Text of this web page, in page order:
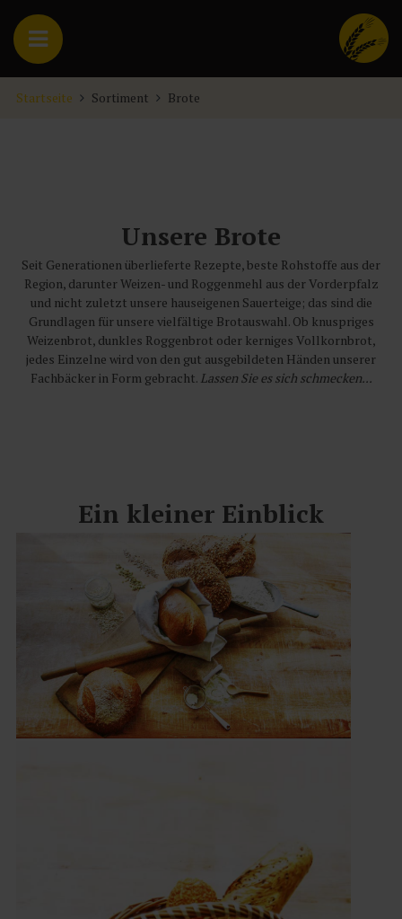
Startseite Sortiment Brote
Unsere Brote
Seit Generationen überlieferte Rezepte, beste Rohstoffe aus der
Region, darunter Weizen- und Roggenmehl aus der Vorderpfalz
und nicht zuletzt unsere hauseigenen Sauerteige; das sind die
Grundlagen für unsere vielfältige Brotauswahl. Ob knuspriges
Weizenbrot, dunkles Roggenbrot oder kerniges Vollkornbrot,
jedes Einzelne wird von den gut ausgebildeten Händen unserer
Fachbäcker in Form gebracht. Lassen Sie es sich schmecken...
Ein kleiner Einblick